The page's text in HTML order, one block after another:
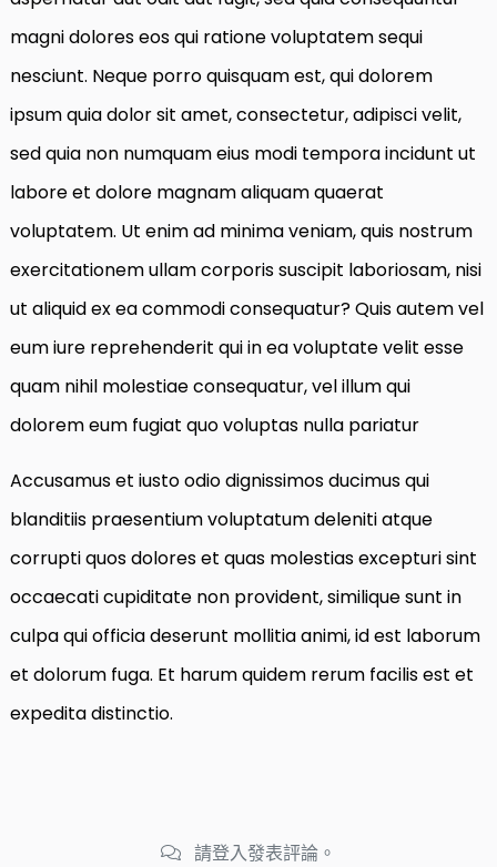
magni dolores eos qui ratione voluptatem sequi
nesciunt. Neque porro quisquam est, qui dolorem
ipsum quia dolor sit amet, consectetur, adipisci velit,
sed quia non numquam eius modi tempora incidunt ut
labore et dolore magnam aliquam quaerat
voluptatem. Ut enim ad minima veniam, quis nostrum
exercitationem ullam corporis suscipit laboriosam, nisi
ut aliquid ex ea commodi consequatur? Quis autem vel
eum iure reprehenderit qui in ea voluptate velit esse
quam nihil molestiae consequatur, vel illum qui
dolorem eum fugiat quo voluptas nulla pariatur
Accusamus et iusto odio dignissimos ducimus qui
blanditiis praesentium voluptatum deleniti atque
corrupti quos dolores et quas molestias excepturi sint
occaecati cupiditate non provident, similique sunt in
culpa qui officia deserunt mollitia animi, id est laborum
et dolorum fuga. Et harum quidem rerum facilis est et
expedita distinctio.
請登入發表評論。